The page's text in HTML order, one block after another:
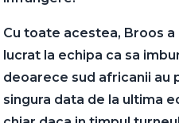
Cu toate acestea, Broos a
lucrat la echipa ca sa
deoarece sud africanii au
singura data de la ultima